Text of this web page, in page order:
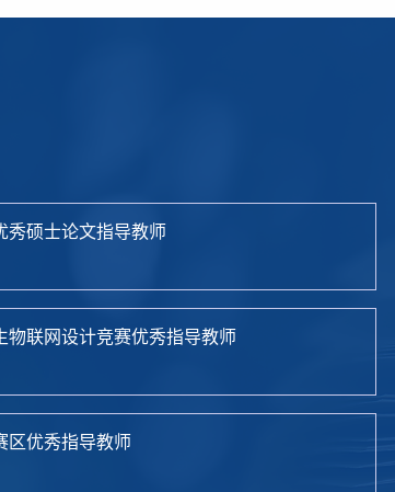
秀硕士论文指导教师
物联网设计竞赛优秀指导教师
区优秀指导教师